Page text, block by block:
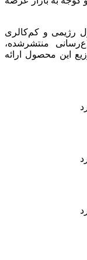
رژیمی و کم‌کالری
منتشرشده،
این محصول ارائه